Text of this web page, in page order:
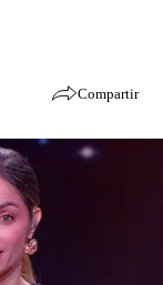
Compartir